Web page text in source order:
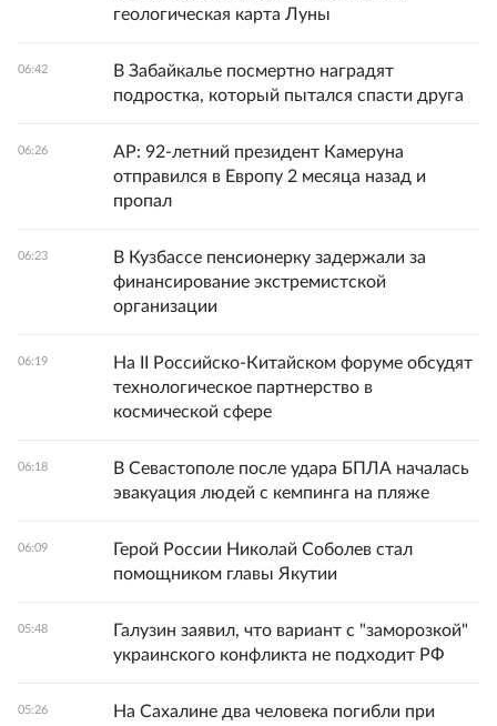
геологическая карта Луны
06:42
В Забайкалье посмертно наградят
подростка, который пытался спасти друга
06:26
AP: 92-летний президент Камеруна
отправился в Европу 2 месяца назад и
пропал
06:23
В Кузбассе пенсионерку задержали за
финансирование экстремистской
организации
06:19
На II Российско-Китайском форуме обсудят
технологическое партнерство в
космической сфере
06:18
В Севастополе после удара БПЛА началась
эвакуация людей с кемпинга на пляже
06:09
Герой России Николай Соболев стал
помощником главы Якутии
05:48
Галузин заявил, что вариант с "заморозкой"
украинского конфликта не подходит РФ
05:26
На Сахалине два человека погибли при